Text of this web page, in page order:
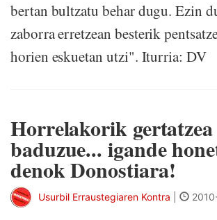
bertan bultzatu behar dugu. Ezin
zaborra erretzean besterik
horien eskuetan utzi". Iturria: DV
Horrelakorik
baduzue... igande
denok Donostiara!
Usurbil Erraustegiaren Kontra